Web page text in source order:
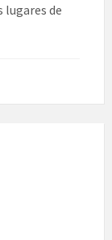
lugares de